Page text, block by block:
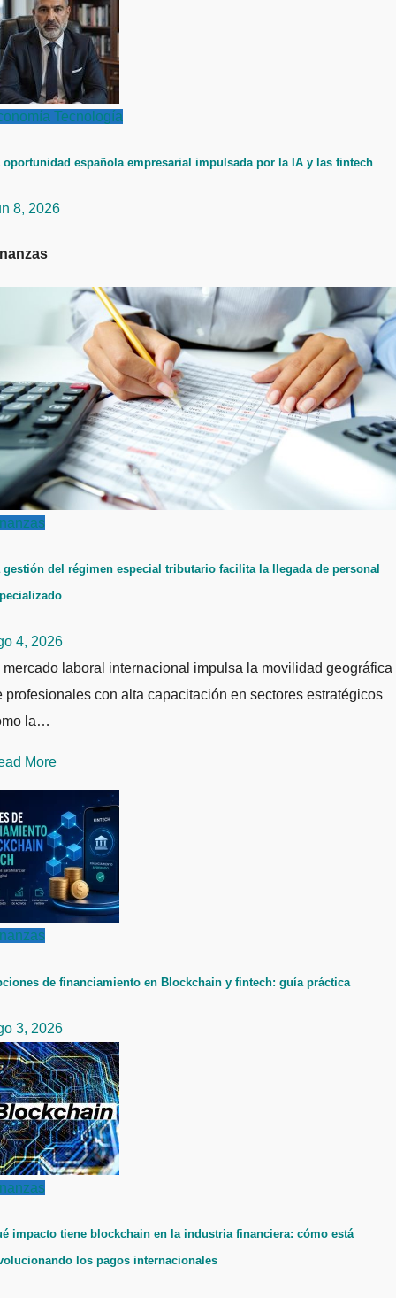
Tecnología
oportunidad española empresarial impulsada por la IA y las fintech
8, 2026
gestión del régimen especial tributario facilita la llegada de personal
4, 2026
mercado laboral internacional impulsa la movilidad geográfica
profesionales con alta capacitación en sectores estratégicos
la…
More
de financiamiento en Blockchain y fintech: guía práctica
3, 2026
impacto tiene blockchain en la industria financiera: cómo está
los pagos internacionales